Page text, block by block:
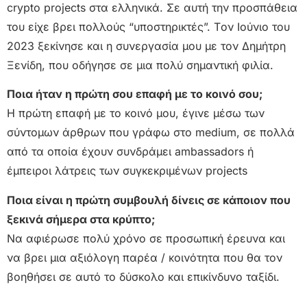
crypto projects στα ελληνικά. Σε αυτή την προσπάθεια
του είχε βρει πολλούς “υποστηρικτές”. Tον Ιούνιο του
2023 ξεκίνησε και η συνεργασία μου με τον Δημήτρη
Ξενίδη, που οδήγησε σε μια πολύ σημαντική φιλία.
Ποια ήταν η πρώτη σου επαφή με το κοινό σου;
Η πρώτη επαφή με το κοινό μου, έγινε μέσω των
σύντομων άρθρων που γράφω στο medium, σε πολλά
από τα οποία έχουν συνδράμει ambassadors ή
έμπειροι λάτρεις των συγκεκριμένων projects
Ποια είναι η πρώτη συμβουλή δίνεις σε κάποιον που
ξεκινά σήμερα στα κρύπτο;
Να αφιέρωσε πολύ χρόνο σε προσωπική έρευνα και
να βρει μια αξιόλογη παρέα / κοινότητα που θα τον
βοηθήσει σε αυτό το δύσκολο και επικίνδυνο ταξίδι.